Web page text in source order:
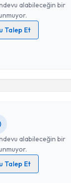
alabileceğin bir
Talep Et
ilişkinAydınlatma Metni
Gönder
alabileceğin bir
Talep Et
ilişkinAydınlatma Metni